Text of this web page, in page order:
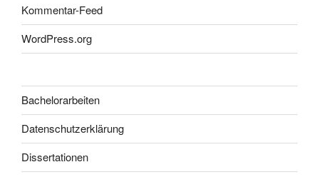
Kommentar-Feed
WordPress.org
Bachelorarbeiten
Datenschutzerklärung
Dissertationen